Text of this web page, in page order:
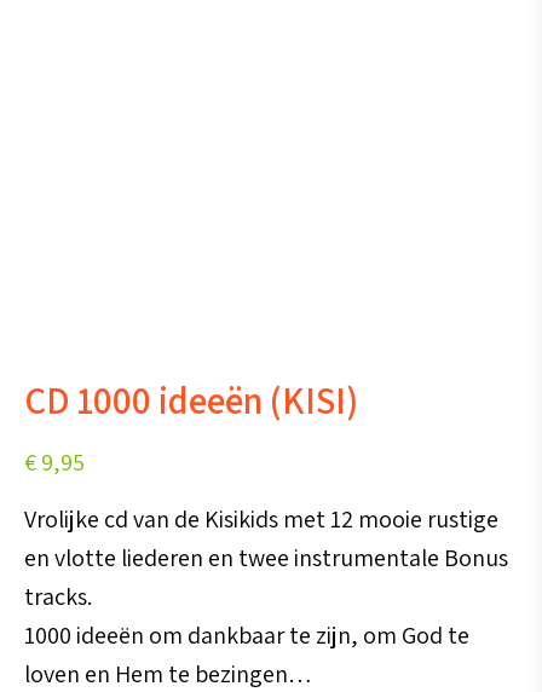
CD 1000 ideeën (KISI)
€9,95
Vrolijke cd van de Kisikids met 12 mooie rustige
en vlotte liederen en twee instrumentale Bonus
tracks.
1000 ideeën om dankbaar te zijn, om God te
loven en Hem te bezingen…